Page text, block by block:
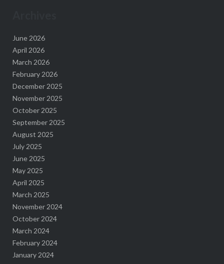
June 2026
April 2026
March 2026
February 2026
December 2025
November 2025
October 2025
September 2025
August 2025
July 2025
June 2025
May 2025
April 2025
March 2025
November 2024
October 2024
March 2024
February 2024
January 2024